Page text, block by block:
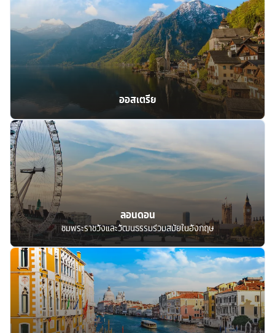
ออสเตรีย
ลอนดอน
ชมพระราชวังและวัฒนธรรมร่วมสมัยในอังกฤษ